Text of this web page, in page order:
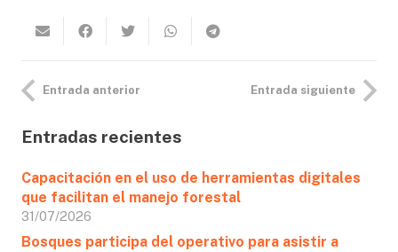
Entrada anterior Entrada siguiente
Entradas recientes
Capacitación en el uso de herramientas digitales
que facilitan el manejo forestal
31/07/2026
Bosques participa del operativo para asistir a